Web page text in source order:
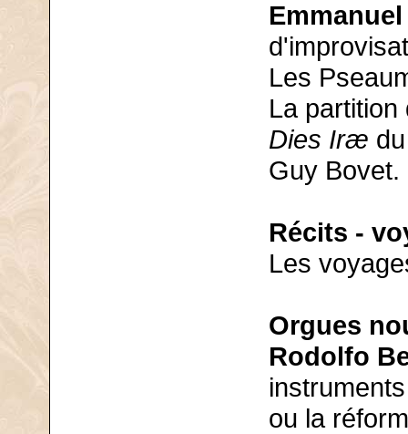
Les
La partition
Dies Iræ
Guy Bovet.
Récits -
Les
Orgues
Rodolfo
ou la